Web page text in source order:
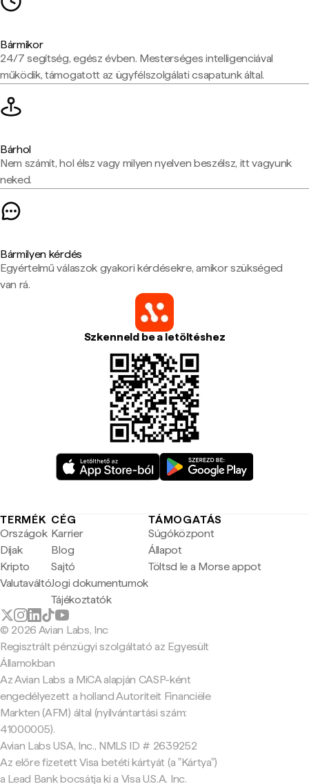
Bármikor
24/7 segítség, egész évben. Mesterséges intelligenciával
működik, támogatott az ügyfélszolgálati csapatunk által.
Bárhol
Nem számít, hol élsz vagy milyen nyelven beszélsz, itt vagyunk
neked.
Bármilyen kérdés
Egyértelmű válaszok gyakori kérdésekre, amikor szükséged
van rá.
Szkenneld be a letöltéshez
TERMÉK
Országok
Díjak
Kripto
Valutaváltó
CÉG
Karrier
Blog
Sajtó
Jogi dokumentumok
Tájékoztatók
TÁMOGATÁS
Súgóközpont
Állapot
Töltsd le a Morse appot
© 2026 Avian Labs, Inc
Regisztrált pénzügyi szolgáltató az Egyesült
Államokban
Az Avian Labs a MiCA alapján CASP-ként
engedélyezett a holland Autoriteit Financiële
Markten (AFM) által (nyilvántartási szám:
41000005).
Avian Labs USA, Inc., NMLS ID # 2639252
Az előre fizetett Visa betéti kártyát (a "Kártya")
a Lead Bank bocsátja ki a Visa U.S.A. Inc.